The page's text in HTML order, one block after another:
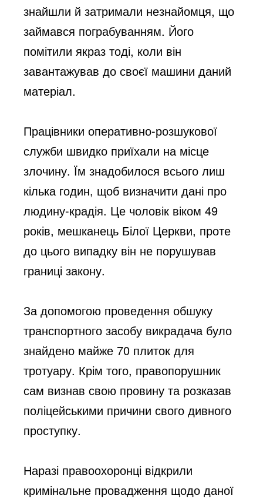
знайшли й затримали незнайомця, що
займався пограбуванням. Його
помітили якраз тоді, коли він
завантажував до своєї машини даний
матеріал.
Працівники оперативно-розшукової
служби швидко приїхали на місце
злочину. Їм знадобилося всього лиш
кілька годин, щоб визначити дані про
людину-крадія. Це чоловік віком 49
років, мешканець Білої Церкви, проте
до цього випадку він не порушував
границі закону.
За допомогою проведення обшуку
транспортного засобу викрадача було
знайдено майже 70 плиток для
тротуару. Крім того, правопорушник
сам визнав свою провину та розказав
поліцейськими причини свого дивного
проступку.
Наразі правоохоронці відкрили
кримінальне провадження щодо даної